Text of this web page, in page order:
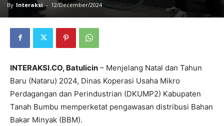
By Interaksi - 12/December/2024
INTERAKSI.CO, Batulicin – Menjelang Natal dan Tahun
Baru (Nataru) 2024, Dinas Koperasi Usaha Mikro
Perdagangan dan Perindustrian (DKUMP2) Kabupaten
Tanah Bumbu memperketat pengawasan distribusi Bahan
Bakar Minyak (BBM).